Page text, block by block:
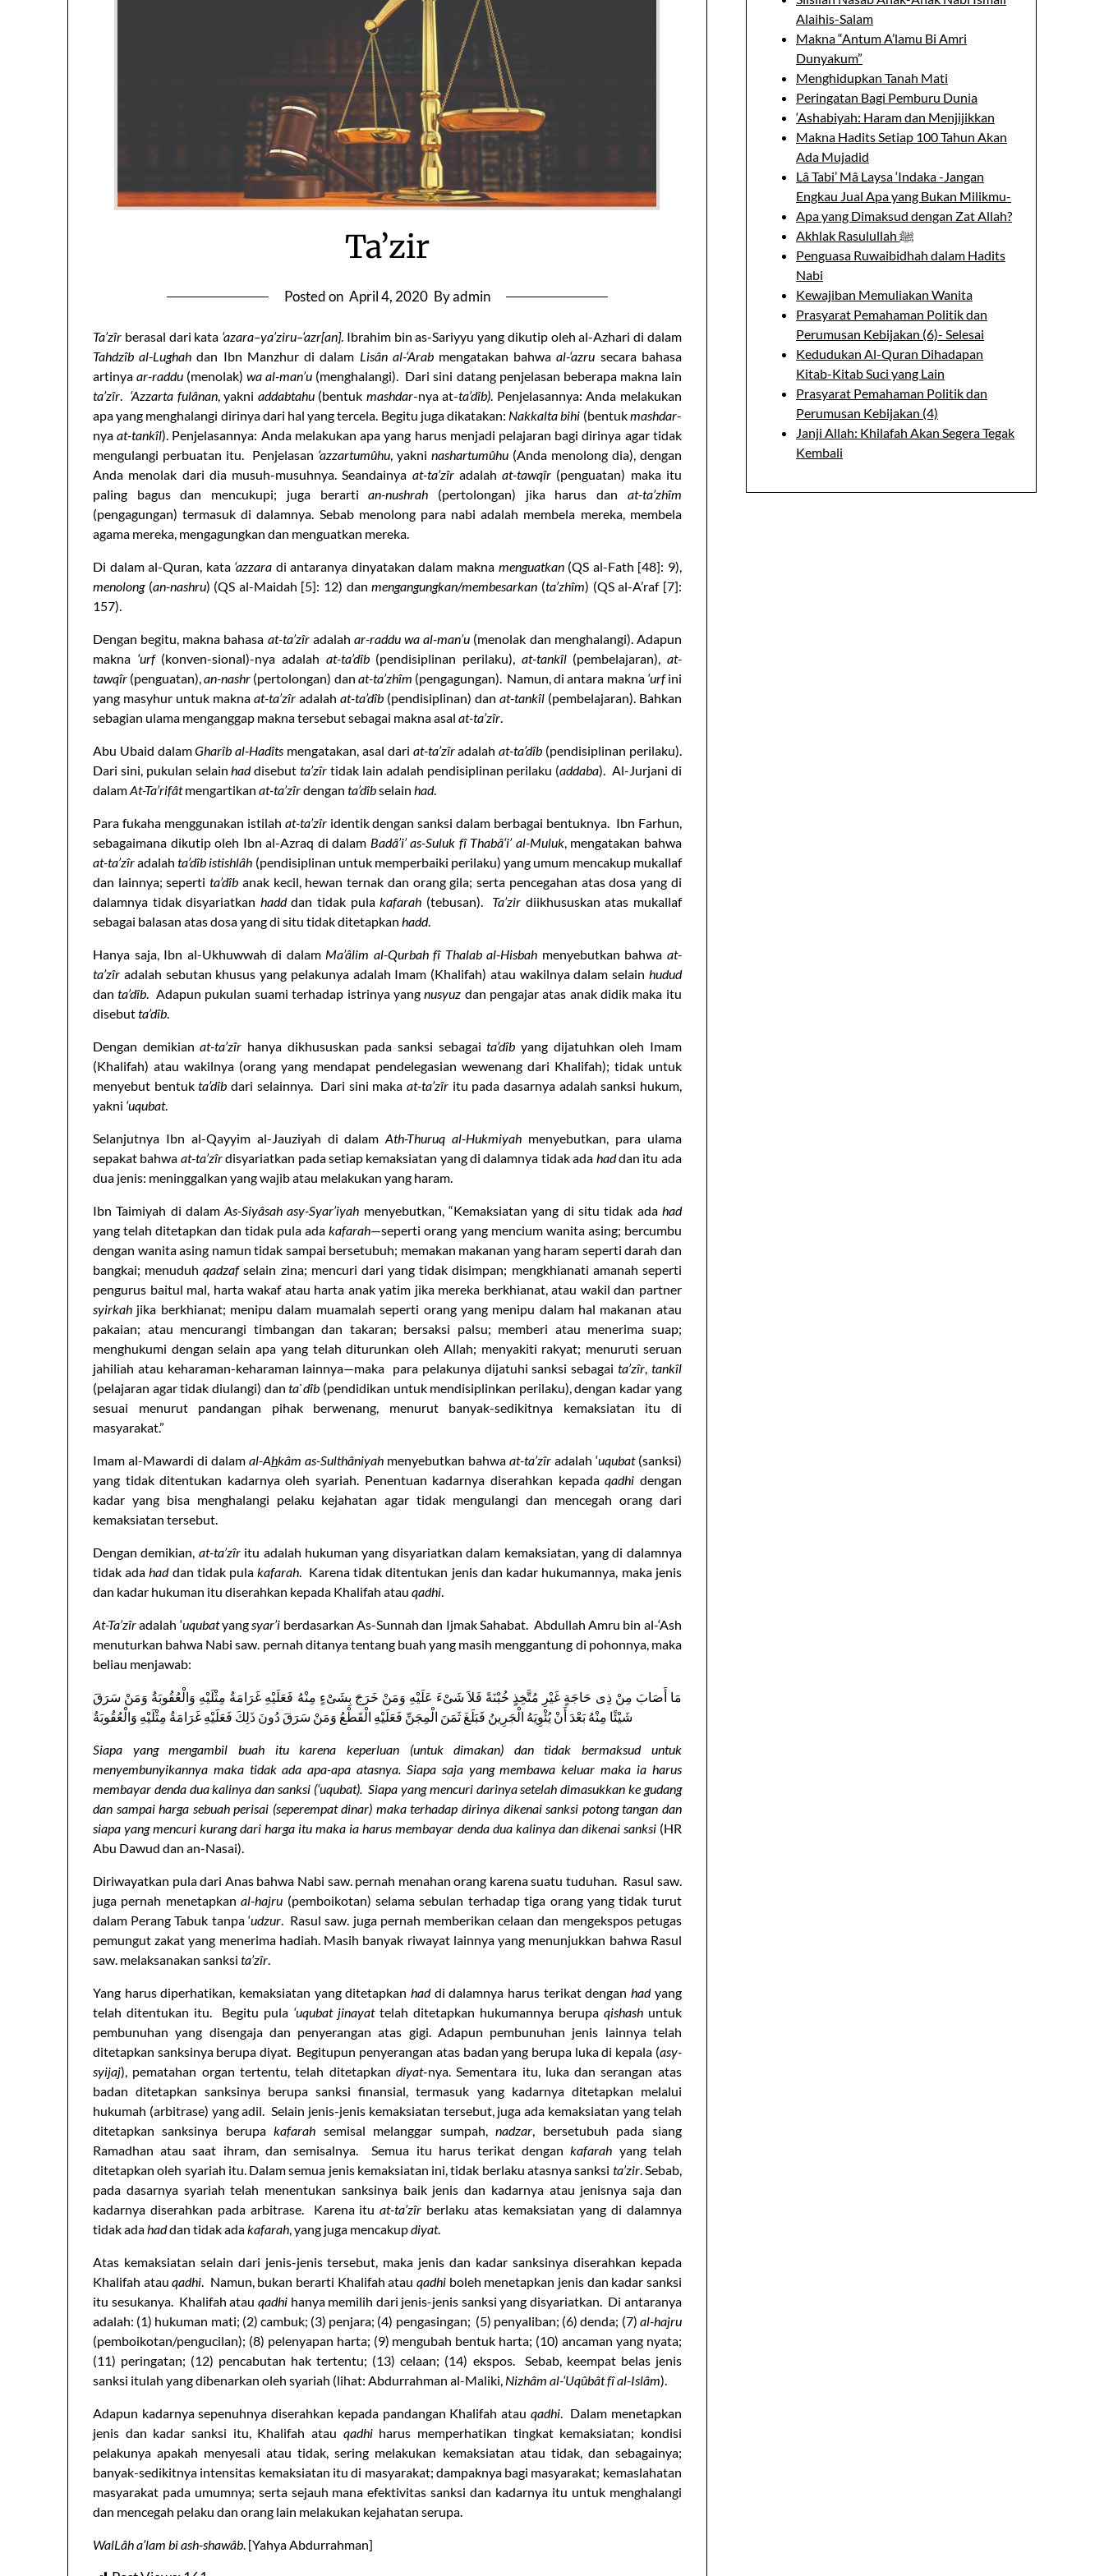
Ta’zir
Posted on April 4, 2020 By admin
Ta’zîr berasal dari kata ‘azara–ya’ziru–‘azr[an]. Ibrahim bin as-Sariyyu yang dikutip oleh al-Azhari di dalam
Tahdzîb al-Lughah dan Ibn Manzhur di dalam Lisân al-‘Arabmengatakan bahwaal-‘azru secara bahasa
artinyaar-raddu (menolak)wa al-man’u (menghalangi). Dari sini datang penjelasan beberapa makna lain
ta’zîr. ‘Azzarta fulânan, yakni addabtahu (bentuk mashdar-nya at-ta’dîb). Penjelasannya: Anda melakukan
apa yang menghalangi dirinya dari hal yang tercela. Begitu juga dikatakan: Nakkalta bihi (bentukmashdar-
nyaat-tankîl). Penjelasannya: Anda melakukan apa yang harus menjadi pelajaran bagi dirinya agar tidak
mengulangi perbuatan itu. Penjelasan ‘azzartumûhu, yakni nashartumûhu(Anda menolong dia), dengan
Anda menolak dari dia musuh-musuhnya. Seandainya at-ta’zîradalahat-tawqîr (penguatan) maka itu
paling bagus dan mencukupi; juga berartian-nushrah (pertolongan) jika harus dan at-ta’zhîm
(pengagungan) termasuk di dalamnya. Sebab menolong para nabi adalah membela mereka, membela
agama mereka, mengagungkan dan menguatkan mereka.
Di dalam al-Quran, kata ‘azzara di antaranya dinyatakan dalam makna menguatkan(QS al-Fath [48]: 9),
menolong(an-nashru) (QS al-Maidah [5]: 12) danmengangungkan/membesarkan (ta’zhîm) (QS al-A’raf [7]:
157).
Dengan begitu, makna bahasa at-ta’zîradalah ar-raddu wa al-man’u (menolak dan menghalangi). Adapun
makna ‘urf(konven-sional)-nya adalah at-ta’dîb(pendisiplinan perilaku), at-tankîl(pembelajaran), at-
tawqîr (penguatan),an-nashr (pertolongan) dan at-ta’zhîm (pengagungan). Namun, di antara makna ‘urfini
yang masyhur untuk makna at-ta’zîradalah at-ta’dîb (pendisiplinan) dan at-tankîl (pembelajaran). Bahkan
sebagian ulama menganggap makna tersebut sebagai makna asal at-ta’zîr.
Abu Ubaid dalamGharîb al-Hadîts mengatakan, asal dari at-ta’zîradalahat-ta’dîb (pendisiplinan perilaku).
Dari sini, pukulan selainhaddisebutta’zîr tidak lain adalah pendisiplinan perilaku (addaba). Al-Jurjani di
dalamAt-Ta’rifâtmengartikan at-ta’zîrdengan ta’dîbselain had.
Para fukaha menggunakan istilah at-ta’zîridentik dengan sanksi dalam berbagai bentuknya. Ibn Farhun,
sebagaimana dikutip oleh Ibn al-Azraq di dalam Badâ’i’ as-Suluk fî Thabâ‘i’ al-Muluk, mengatakan bahwa
at-ta’zîradalahta’dîb istishlâh (pendisiplinan untuk memperbaiki perilaku) yang umum mencakup mukallaf
dan lainnya; sepertita’dîb anak kecil, hewan ternak dan orang gila; serta pencegahan atas dosa yang di
dalamnya tidak disyariatkan hadddan tidak pulakafarah (tebusan). Ta’zir diikhususkan atas mukallaf
sebagai balasan atas dosa yang di situ tidak ditetapkan hadd.
Hanya saja, Ibn al-Ukhuwwah di dalam Ma’âlim al-Qurbah fî Thalab al-Hisbah menyebutkan bahwa at-
ta’zîr adalah sebutan khusus yang pelakunya adalah Imam (Khalifah) atau wakilnya dalam selain hudud
danta’dîb. Adapun pukulan suami terhadap istrinya yangnusyuz dan pengajar atas anak didik maka itu
disebutta’dîb.
Dengan demikianat-ta’zîr hanya dikhususkan pada sanksi sebagaita’dîb yang dijatuhkan oleh Imam
(Khalifah) atau wakilnya (orang yang mendapat pendelegasian wewenang dari Khalifah); tidak untuk
menyebut bentukta’dîb dari selainnya. Dari sini maka at-ta’zîritu pada dasarnya adalah sanksi hukum,
yakni ‘uqubat.
Selanjutnya Ibn al-Qayyim al-Jauziyah di dalamAth-Thuruq al-Hukmiyah menyebutkan, para ulama
sepakat bahwa at-ta’zîrdisyariatkan pada setiap kemaksiatan yang di dalamnya tidak ada haddan itu ada
dua jenis: meninggalkan yang wajib atau melakukan yang haram.
Ibn Taimiyah di dalamAs-Siyâsah asy-Syar’iyah menyebutkan, “Kemaksiatan yang di situ tidak ada had
yang telah ditetapkan dan tidak pula adakafarah—seperti orang yang mencium wanita asing; bercumbu
dengan wanita asing namun tidak sampai bersetubuh; memakan makanan yang haram seperti darah dan
bangkai; menuduhqadzafselain zina; mencuri dari yang tidak disimpan; mengkhianati amanah seperti
pengurus baitul mal, harta wakaf atau harta anak yatim jika mereka berkhianat, atau wakil dan partner
syirkah jika berkhianat; menipu dalam muamalah seperti orang yang menipu dalam hal makanan atau
pakaian; atau mencurangi timbangan dan takaran; bersaksi palsu; memberi atau menerima suap;
menghukumi dengan selain apa yang telah diturunkan oleh Allah; menyakiti rakyat; menuruti seruan
jahiliah atau keharaman-keharaman lainnya—maka para pelakunya dijatuhi sanksi sebagai ta’zîr, tankîl
(pelajaran agar tidak diulangi) danta`dîb (pendidikan untuk mendisiplinkan perilaku), dengan kadar yang
sesuai menurut pandangan pihak berwenang, menurut banyak-sedikitnya kemaksiatan itu di
masyarakat.”
Imam al-Mawardi di dalam al-Ahkâm as-Sulthâniyahmenyebutkan bahwa at-ta’zîradalah ‘uqubat(sanksi)
yang tidak ditentukan kadarnya oleh syariah. Penentuan kadarnya diserahkan kepadaqadhi dengan
kadar yang bisa menghalangi pelaku kejahatan agar tidak mengulangi dan mencegah orang dari
kemaksiatan tersebut.
Dengan demikian, at-ta’zîritu adalah hukuman yang disyariatkan dalam kemaksiatan, yang di dalamnya
tidak adahaddan tidak pulakafarah. Karena tidak ditentukan jenis dan kadar hukumannya, maka jenis
dan kadar hukuman itu diserahkan kepada Khalifah atau qadhi.
At-Ta’zîradalah ‘uqubatyangsyar’i berdasarkan As-Sunnah dan Ijmak Sahabat. Abdullah Amru bin al-‘Ash
menuturkan bahwa Nabi saw. pernah ditanya tentang buah yang masih menggantung di pohonnya, maka
beliau menjawab:
مَا أَصَابَ مِنْ ذِى حَاجَةٍ غَيْرِ مُتَّخِذٍ خُبْنَةً فَلاَ شَىْءَ عَلَيْهِ وَمَنْ خَرَجَ بِشَىْءٍ مِنْهُ فَعَلَيْهِ غَرَامَةُ مِثْلَيْهِ وَالْعُقُوبَةُ وَمَنْ سَرَقَ
شَيْئًا مِنْهُ بَعْدَ أَنْ يُئْوِيَهُ الْجَرِينُ فَبَلَغَ ثَمَنَ الْمِجَنِّ فَعَلَيْهِ الْقَطْعُ وَمَنْ سَرَقَ دُونَ ذَلِكَ فَعَلَيْهِ غَرَامَةُ مِثْلَيْهِ وَالْعُقُوبَةُ
Siapa yang mengambil buah itu karena keperluan (untuk dimakan) dan tidak bermaksud untuk
menyembunyikannya maka tidak ada apa-apa atasnya. Siapa saja yang membawa keluar maka ia harus
membayar denda dua kalinya dan sanksi (‘uqubat). Siapa yang mencuri darinya setelah dimasukkan ke gudang
dan sampai harga sebuah perisai (seperempat dinar) maka terhadap dirinya dikenai sanksi potong tangan dan
siapa yang mencuri kurang dari harga itu maka ia harus membayar denda dua kalinya dan dikenai sanksi (HR
Abu Dawud dan an-Nasai).
Diriwayatkan pula dari Anas bahwa Nabi saw. pernah menahan orang karena suatu tuduhan. Rasul saw.
juga pernah menetapkanal-hajru (pemboikotan) selama sebulan terhadap tiga orang yang tidak turut
dalam Perang Tabuk tanpa ‘udzur. Rasul saw. juga pernah memberikan celaan dan mengekspos petugas
pemungut zakat yang menerima hadiah. Masih banyak riwayat lainnya yang menunjukkan bahwa Rasul
saw. melaksanakan sanksi ta’zîr.
Yang harus diperhatikan, kemaksiatan yang ditetapkanhaddi dalamnya harus terikat denganhadyang
telah ditentukan itu. Begitu pula ‘uqubat jinayattelah ditetapkan hukumannya berupa qishashuntuk
pembunuhan yang disengaja dan penyerangan atas gigi. Adapun pembunuhan jenis lainnya telah
ditetapkan sanksinya berupa diyat. Begitupun penyerangan atas badan yang berupa luka di kepala (asy-
syijaj), pematahan organ tertentu, telah ditetapkan diyat-nya. Sementara itu, luka dan serangan atas
badan ditetapkan sanksinya berupa sanksi finansial, termasuk yang kadarnya ditetapkan melalui
hukumah (arbitrase) yang adil. Selain jenis-jenis kemaksiatan tersebut, juga ada kemaksiatan yang telah
ditetapkan sanksinya berupakafarah semisal melanggar sumpah,nadzar, bersetubuh pada siang
Ramadhan atau saat ihram, dan semisalnya. Semua itu harus terikat dengankafarah yang telah
ditetapkan oleh syariah itu. Dalam semua jenis kemaksiatan ini, tidak berlaku atasnya sanksi ta’zir. Sebab,
pada dasarnya syariah telah menentukan sanksinya baik jenis dan kadarnya atau jenisnya saja dan
kadarnya diserahkan pada arbitrase. Karena ituat-ta’zîr berlaku atas kemaksiatan yang di dalamnya
tidak adahaddan tidak adakafarah, yang juga mencakupdiyat.
Atas kemaksiatan selain dari jenis-jenis tersebut, maka jenis dan kadar sanksinya diserahkan kepada
Khalifah atauqadhi. Namun, bukan berarti Khalifah atau qadhiboleh menetapkan jenis dan kadar sanksi
itu sesukanya. Khalifah atau qadhihanya memilih dari jenis-jenis sanksi yang disyariatkan. Di antaranya
adalah: (1) hukuman mati; (2) cambuk; (3) penjara; (4) pengasingan; (5) penyaliban; (6) denda; (7) al-hajru
(pemboikotan/pengucilan); (8) pelenyapan harta; (9) mengubah bentuk harta; (10) ancaman yang nyata;
(11) peringatan; (12) pencabutan hak tertentu; (13) celaan; (14) ekspos. Sebab, keempat belas jenis
sanksi itulah yang dibenarkan oleh syariah (lihat: Abdurrahman al-Maliki, Nizhâm al-‘Uqûbât fî al-Islâm).
Adapun kadarnya sepenuhnya diserahkan kepada pandangan Khalifah atau qadhi. Dalam menetapkan
jenis dan kadar sanksi itu, Khalifah atau qadhiharus memperhatikan tingkat kemaksiatan; kondisi
pelakunya apakah menyesali atau tidak, sering melakukan kemaksiatan atau tidak, dan sebagainya;
banyak-sedikitnya intensitas kemaksiatan itu di masyarakat; dampaknya bagi masyarakat; kemaslahatan
masyarakat pada umumnya; serta sejauh mana efektivitas sanksi dan kadarnya itu untuk menghalangi
dan mencegah pelaku dan orang lain melakukan kejahatan serupa.
WalLâh a’lam bi ash-shawâb. [Yahya Abdurrahman]
Alaihis-Salam
Makna “Antum A’lamu Bi Amri
Dunyakum”
Menghidupkan Tanah Mati
Peringatan Bagi Pemburu Dunia
‘Ashabiyah: Haram dan Menjijikkan
Makna Hadits Setiap 100 Tahun Akan
Ada Mujadid
Lâ Tabi’ Mâ Laysa ‘Indaka -Jangan
Engkau Jual Apa yang Bukan Milikmu-
Apa yang Dimaksud dengan Zat Allah?
Akhlak Rasulullah ﷺ
Penguasa Ruwaibidhah dalam Hadits
Nabi
Kewajiban Memuliakan Wanita
Prasyarat Pemahaman Politik dan
Perumusan Kebijakan (6)- Selesai
Kedudukan Al-Quran Dihadapan
Kitab-Kitab Suci yang Lain
Prasyarat Pemahaman Politik dan
Perumusan Kebijakan (4)
Janji Allah: Khilafah Akan Segera Tegak
Kembali